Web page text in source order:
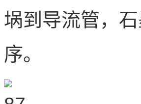
埚到导流管，
序。